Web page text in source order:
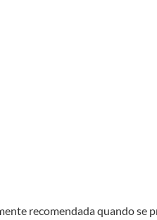
recomendada quando se